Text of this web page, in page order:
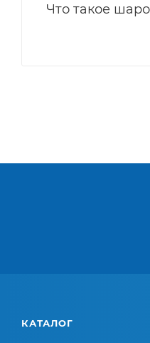
Что такое
КАТАЛОГ